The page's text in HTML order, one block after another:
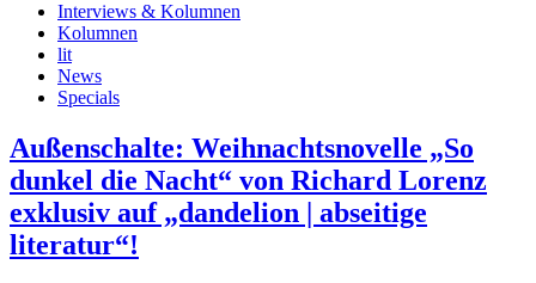
Interviews & Kolumnen
Kolumnen
lit
News
Specials
Außenschalte: Weihnachtsnovelle „So
dunkel die Nacht“ von Richard Lorenz
exklusiv auf „dandelion | abseitige
literatur“!